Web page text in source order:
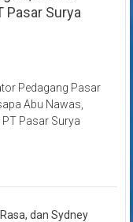
Pasar Surya
Pedagang Pasar
Abu Nawas,
Pasar Surya
dan Sydney